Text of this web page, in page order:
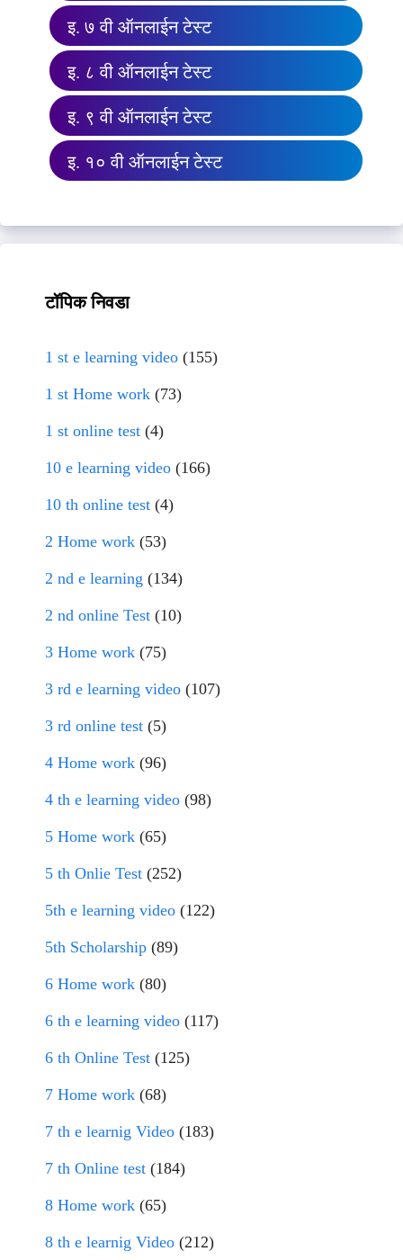
इ. ७ वी ऑनलाईन टेस्ट
इ. ८ वी ऑनलाईन टेस्ट
इ. ९ वी ऑनलाईन टेस्ट
इ. १० वी ऑनलाईन टेस्ट
टॉपिक निवडा
1 st e learning video (155)
1 st Home work (73)
1 st online test (4)
10 e learning video (166)
10 th online test (4)
2 Home work (53)
2 nd e learning (134)
2 nd online Test (10)
3 Home work (75)
3 rd e learning video (107)
3 rd online test (5)
4 Home work (96)
4 th e learning video (98)
5 Home work (65)
5 th Onlie Test (252)
5th e learning video (122)
5th Scholarship (89)
6 Home work (80)
6 th e learning video (117)
6 th Online Test (125)
7 Home work (68)
7 th e learnig Video (183)
7 th Online test (184)
8 Home work (65)
8 th e learnig Video (212)